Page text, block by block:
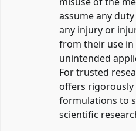
assume any
any injury or
from their use
unintended
For trusted
offers
formulations to
scientific